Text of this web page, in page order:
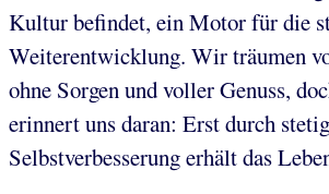
Kultur befindet, ein Motor für die
Weiterentwicklung. Wir träumen
ohne Sorgen und voller Genuss,
erinnert uns daran: Erst durch
Selbstverbesserung erhält das